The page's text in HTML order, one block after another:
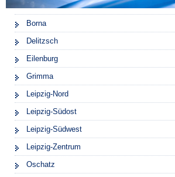
Borna
Delitzsch
Eilenburg
Grimma
Leipzig-Nord
Leipzig-Südost
Leipzig-Südwest
Leipzig-Zentrum
Oschatz